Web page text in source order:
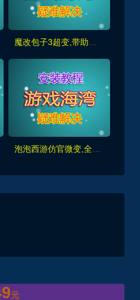
泡泡西游仿官微变,全套源码，武神坛之战,挂机系统,抽奖系统,巅峰赛,千变万化-共享背包+局域外网教程+攻略
元